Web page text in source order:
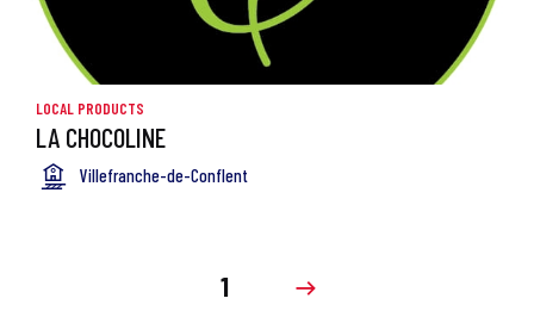
LOCAL PRODUCTS
LA CHOCOLINE
Villefranche-de-Conflent
1